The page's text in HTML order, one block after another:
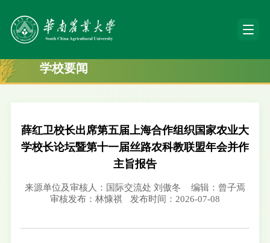
学校要闻
薛红卫校长出席第五届上海合作组织国家农业大
学校长论坛暨第十一届丝路农科教联盟年会并作
主旨报告
来源单位及审核人：国际交流处 刘傲冬
编辑：曾子焉
审核发布：林慷祺
发布时间：2026-07-08